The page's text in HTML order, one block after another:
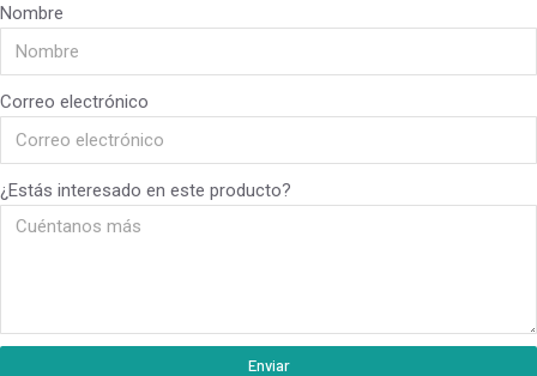
Nombre
Correo electrónico
¿Estás interesado en este producto?
Enviar